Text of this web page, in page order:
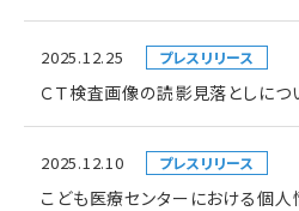
2025.12.25 プレスリリース
ＣＴ検査画像の読影見落としにつ
2025.12.10 プレスリリース
こども医療センターにおける個